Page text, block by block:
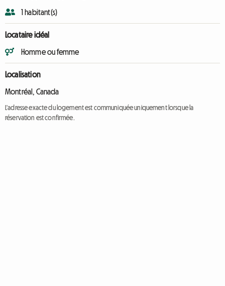
1 habitant(s)
Locataire idéal
Homme ou femme
Localisation
Montréal, Canada
L'adresse exacte du logement est communiquée uniquement lorsque la
réservation est confirmée.